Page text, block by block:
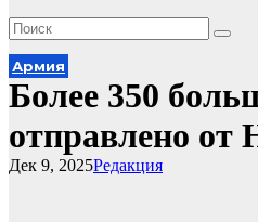
Армия
Более 350
отправлено от
Редакция
Дек 9, 2025